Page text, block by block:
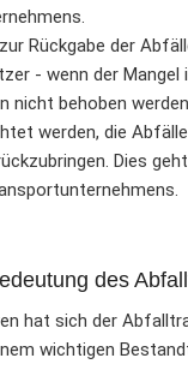
Rückgabe der
- wenn der Mangel
nicht behoben
werden, die
Dies
des
hat sich der
wichtigen